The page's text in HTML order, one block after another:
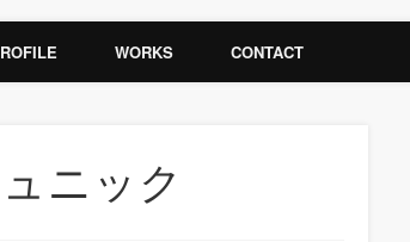
WORKS CONTACT
ニック